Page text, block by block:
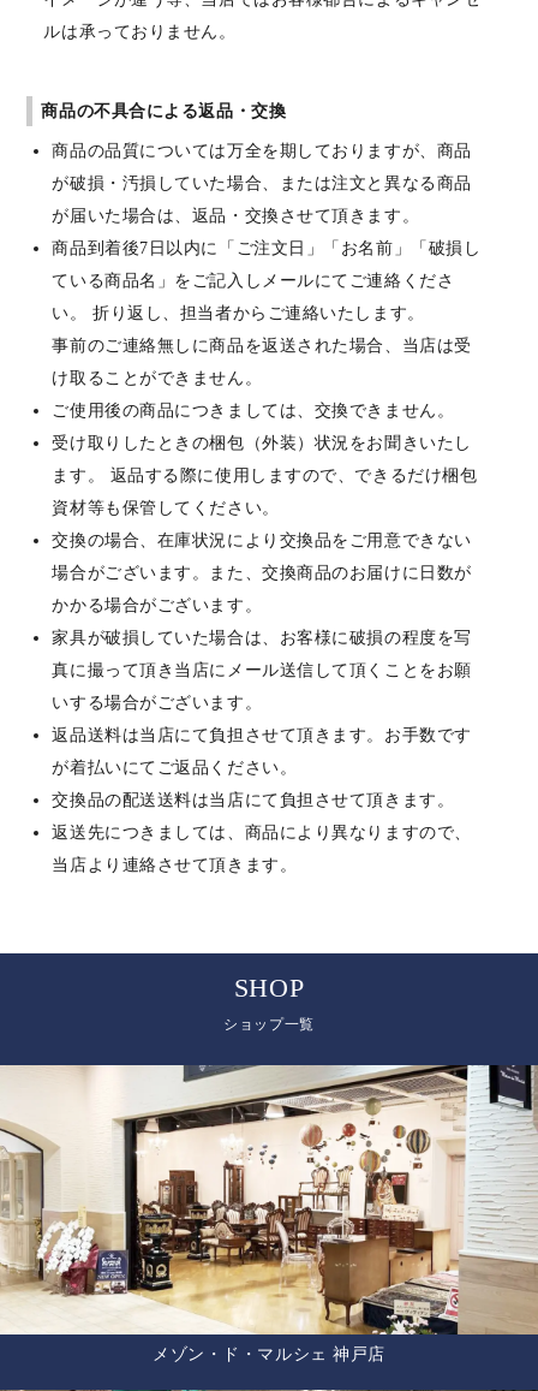
ルは承っておりません。
商品の不具合による返品・交換
商品の品質については万全を期しておりますが、商品
が破損・汚損していた場合、または注文と異なる商品
が届いた場合は、返品・交換させて頂きます。
商品到着後7日以内に「ご注文日」「お名前」「破損し
ている商品名」をご記入しメールにてご連絡くださ
い。 折り返し、担当者からご連絡いたします。
事前のご連絡無しに商品を返送された場合、当店は受
け取ることができません。
ご使用後の商品につきましては、交換できません。
受け取りしたときの梱包（外装）状況をお聞きいたし
ます。 返品する際に使用しますので、できるだけ梱包
資材等も保管してください。
交換の場合、在庫状況により交換品をご用意できない
場合がございます。また、交換商品のお届けに日数が
かかる場合がございます。
家具が破損していた場合は、お客様に破損の程度を写
真に撮って頂き当店にメール送信して頂くことをお願
いする場合がございます。
返品送料は当店にて負担させて頂きます。お手数です
が着払いにてご返品ください。
交換品の配送送料は当店にて負担させて頂きます。
返送先につきましては、商品により異なりますので、
当店より連絡させて頂きます。
SHOP
ショップ一覧
メゾン・ド・マルシェ 神戸店